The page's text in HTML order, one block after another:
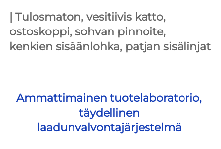
| Tulosmaton, vesitiivis katto,
ostoskoppi, sohvan pinnoite,
Ammattimainen tuotelaboratorio,
täydellinen
laadunvalvontajärjestelmä